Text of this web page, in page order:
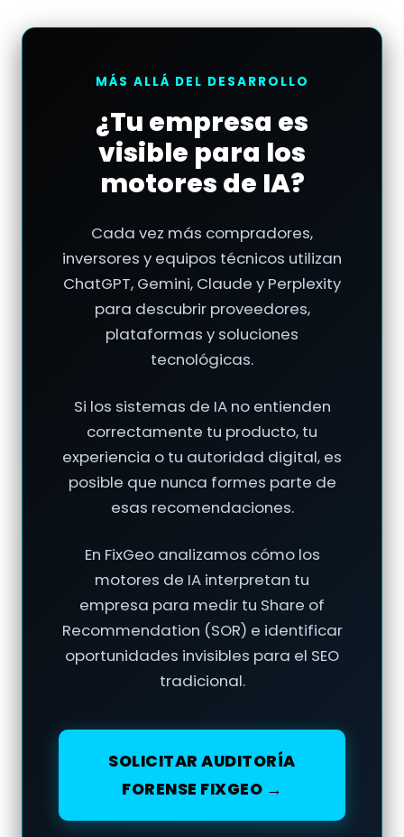
MÁS ALLÁ DEL DESARROLLO
¿Tu empresa es
visible para los
motores de IA?
Cada vez más compradores,
inversores y equipos técnicos utilizan
ChatGPT, Gemini, Claude y Perplexity
para descubrir proveedores,
plataformas y soluciones
tecnológicas.
Si los sistemas de IA no entienden
correctamente tu producto, tu
experiencia o tu autoridad digital, es
posible que nunca formes parte de
esas recomendaciones.
En FixGeo analizamos cómo los
motores de IA interpretan tu
empresa para medir tu Share of
Recommendation (SOR) e identificar
oportunidades invisibles para el SEO
tradicional.
SOLICITAR AUDITORÍA
FORENSE FIXGEO →